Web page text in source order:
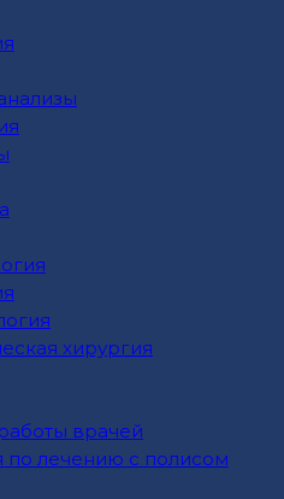
хирургия
врачей
лечению с полисом
ВОПРОСЫ
ЗАПОЛНИТЕ
НИЖЕ